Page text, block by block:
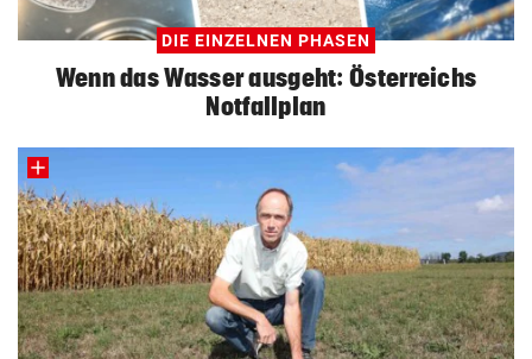
DIE EINZELNEN PHASEN
Wenn das Wasser ausgeht: Österreichs
Notfallplan